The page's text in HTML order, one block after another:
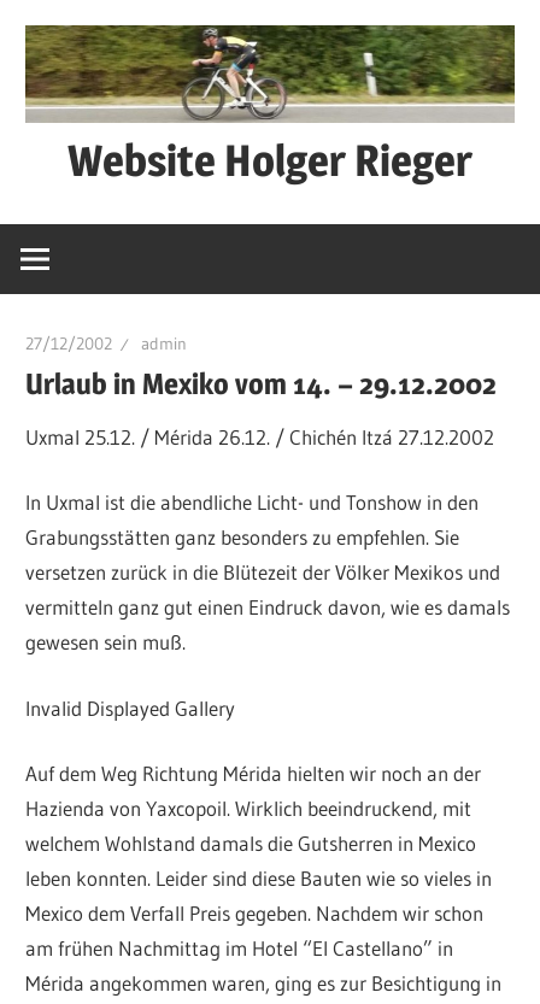
Inhalt
springen
Website Holger Rieger
schwätza
27/12/2002 admin
Urlaub in Mexiko vom 14. – 29.12.2002
Uxmal 25.12. / Mérida 26.12. / Chichén Itzá 27.12.2002
In Uxmal ist die abendliche Licht- und Tonshow in den
Grabungsstätten ganz besonders zu empfehlen. Sie
versetzen zurück in die Blütezeit der Völker Mexikos und
vermitteln ganz gut einen Eindruck davon, wie es damals
gewesen sein muß.
Invalid Displayed Gallery
Auf dem Weg Richtung Mérida hielten wir noch an der
Hazienda von Yaxcopoil. Wirklich beeindruckend, mit
welchem Wohlstand damals die Gutsherren in Mexico
leben konnten. Leider sind diese Bauten wie so vieles in
Mexico dem Verfall Preis gegeben. Nachdem wir schon
am frühen Nachmittag im Hotel “El Castellano” in
Mérida angekommen waren, ging es zur Besichtigung in